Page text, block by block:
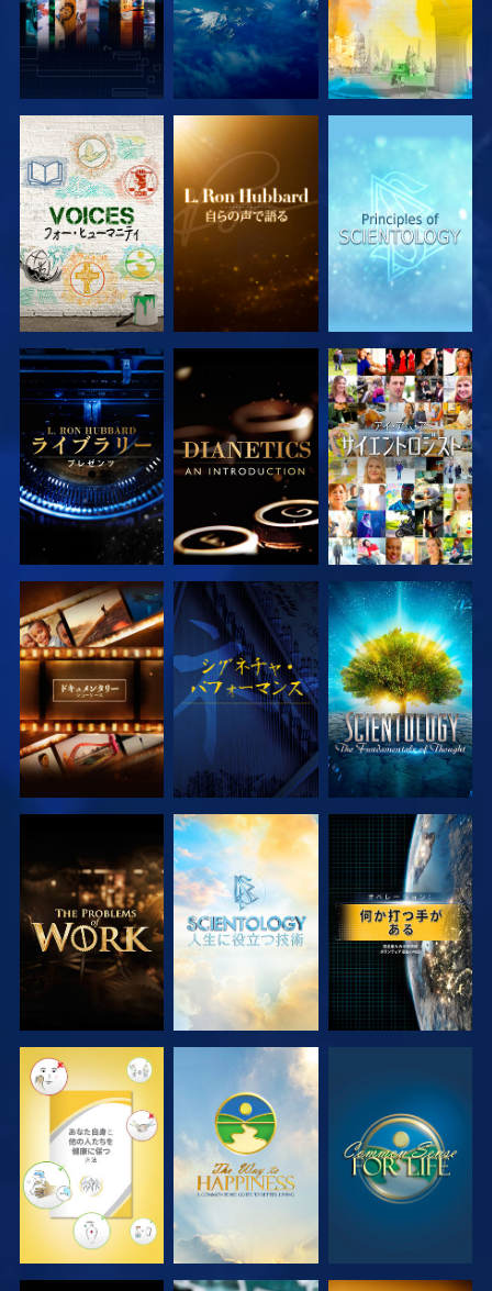
シリーズを探求 シリーズを探求 シリーズを探求
シリーズを探求 シリーズを探求 観る
シリーズを探求 観る シリーズを探求
シリーズを探求 シリーズを探求 観る
観る 観る 観る